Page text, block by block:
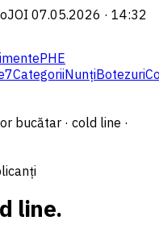
JOI 07.05.2026 · 14:32
PHE
7CategoriiNunțiBotezuri
bucătar · cold line ·
line.